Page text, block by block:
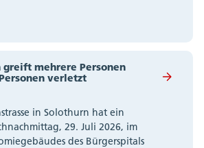
greift mehrere Personen
verletzt
in Solothurn hat ein
29. Juli 2026, im
des Bürgerspitals